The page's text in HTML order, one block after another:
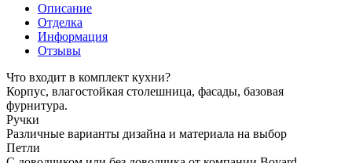
Описание
Отделка
Информация
Отзывы
Что входит в комплект кухни?
Корпус, влагостойкая столешница, фасады, базовая
фурнитура.
Ручки
Различные варианты дизайна и материала на выбор
Петли